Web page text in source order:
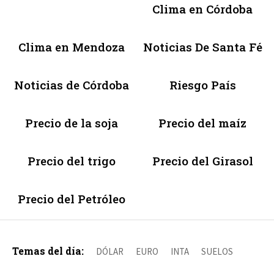
Clima en Córdoba
Clima en Mendoza Noticias De Santa Fé
Noticias de Córdoba Riesgo País
Precio de la soja Precio del maíz
Precio del trigo Precio del Girasol
Precio del Petróleo
Temas del día: DÓLAR EURO INTA SUELOS